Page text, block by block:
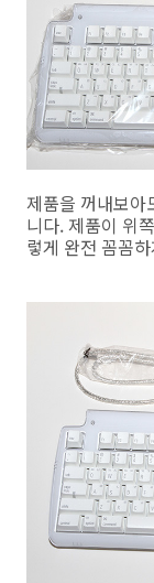
제품을 꺼내보아
니다. 제품이 위
렇게 완전 꼼꼼